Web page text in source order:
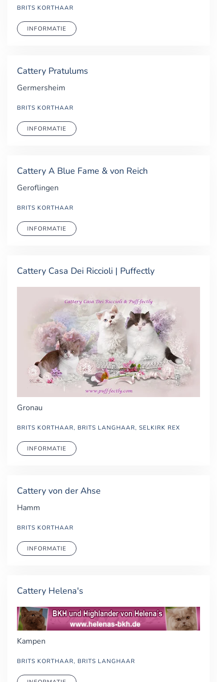
BRITS KORTHAAR
INFORMATIE
Cattery Pratulums
Germersheim
BRITS KORTHAAR
INFORMATIE
Cattery A Blue Fame & von Reich
Geroflingen
BRITS KORTHAAR
INFORMATIE
Cattery Casa Dei Riccioli | Puffectly
Gronau
BRITS KORTHAAR, BRITS LANGHAAR, SELKIRK REX
INFORMATIE
Cattery von der Ahse
Hamm
BRITS KORTHAAR
INFORMATIE
Cattery Helena's
Kampen
BRITS KORTHAAR, BRITS LANGHAAR